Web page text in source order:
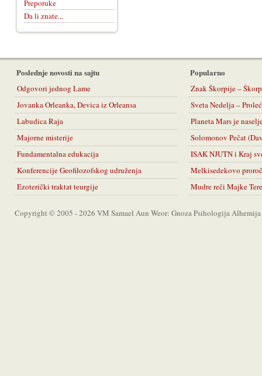
Preporuke
Da li znate...
Poslednje novosti na sajtu
Odgovori jednog Lame
Jovanka Orleanka, Devica iz Orleansa
Labudica Raja
Majorne misterije
Fundamentalna edukacija
Konferencije Geofilozofskog udruženja
Ezoterički traktat teurgije
Popularno
Znak Škorpije –
Sveta Nedelja –
Planeta Mars je
Solomonov Pečat
ISAK NJUTN i Kraj
Melkisedekovo
Mudre reči Majke
Copyright © 2005 - 2026 VM Samael Aun Weor: Gnoza Psihologija